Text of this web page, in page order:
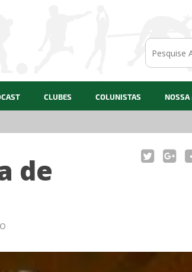
CLUBES COLUNISTAS
29/07/
de